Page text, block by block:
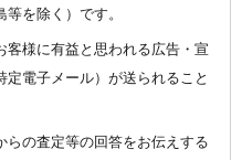
を除く）です。
様に有益と思われる広告・宣
電子メール）が送られること
の査定等の回答をお伝えする